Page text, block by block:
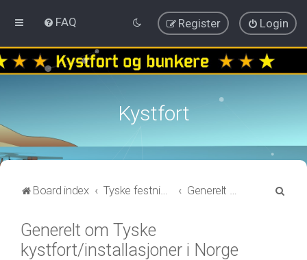
FAQ Login
Register
Kystfort
Board index Tyske festningsanlegg fra nord til sør-Norge Generelt om Tyske kystfort/installasjoner i Norge
Generelt om Tyske
kystfort/installasjoner i Norge